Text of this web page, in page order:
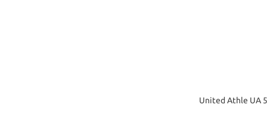
United Athle UA